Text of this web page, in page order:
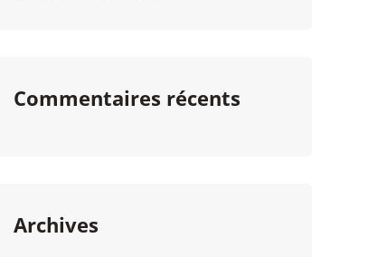
Commentaires récents
Archives